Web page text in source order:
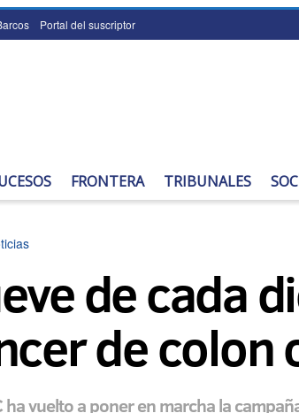
Portal del suscriptor
FRONTERA TRIBUNALES
de cada
de colon
ha vuelto a poner en marcha la